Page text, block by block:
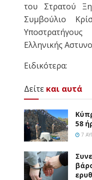
του Στρατού
Συμβούλιο
Ελληνικής
Ειδικότερα:
Δείτε και αυτά
58
7